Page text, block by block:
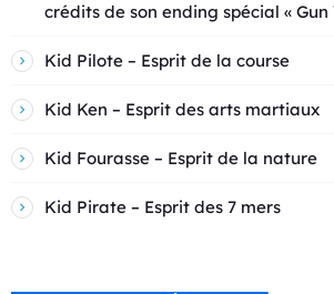
crédits de son ending spécial « Gun
Kid Pilote – Esprit de la course
Kid Ken – Esprit des arts martiaux
Kid Fourasse – Esprit de la nature
Kid Pirate – Esprit des 7 mers